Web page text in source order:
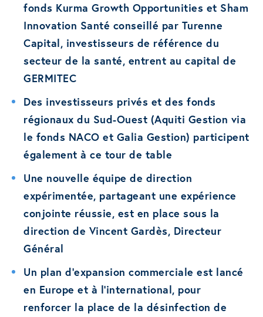
fonds Kurma Growth Opportunities et Sham
Innovation Santé conseillé par Turenne
Capital, investisseurs de référence du
secteur de la santé, entrent au capital de
GERMITEC
Des investisseurs privés et des fonds
régionaux du Sud-Ouest (Aquiti Gestion via
le fonds NACO et Galia Gestion) participent
également à ce tour de table
Une nouvelle équipe de direction
expérimentée, partageant une expérience
conjointe réussie, est en place sous la
direction de Vincent Gardès, Directeur
Général
Un plan d’expansion commerciale est lancé
en Europe et à l’international, pour
renforcer la place de la désinfection de